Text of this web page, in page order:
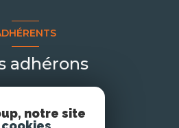
adhérons
notre site